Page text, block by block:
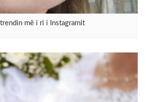
më i ri i Instagramit